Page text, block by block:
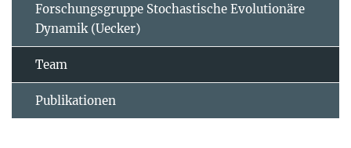
Forschungsgruppe Stochastische Evolutionäre
Dynamik (Uecker)
Team
Publikationen